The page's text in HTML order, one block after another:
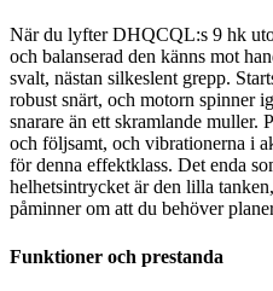
När du lyfter DHQCQL:s 9 hk
och balanserad den känns mot
svalt, nästan silkeslent grepp.
robust snärt, och motorn spinner
snarare än ett skramlande muller.
och följsamt, och vibrationerna i
för denna effektklass. Det enda
helhetsintrycket är den lilla
påminner om att du behöver
Funktioner och prestanda